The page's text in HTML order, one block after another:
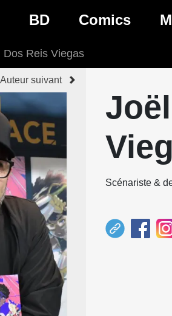
BD
Nouveautés BD
Prochaines sorties BD
Genres BD
Comics
Nouveautés
Genres Comics
Dos Reis Viegas
Auteur suivant
Scénariste &